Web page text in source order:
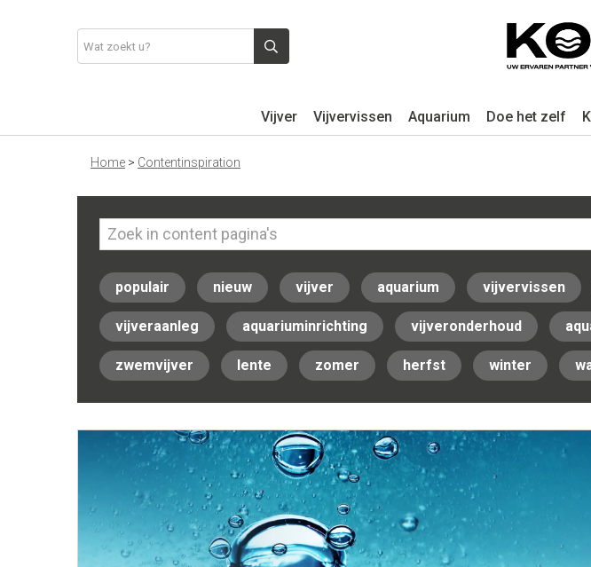
Vijver Vijvervissen Aquarium Doe het zelf
Home > Contentinspiration
populair nieuw vijver aquarium vijvervissen
vijveraanleg aquariuminrichting vijveronderhoud
zwemvijver lente zomer herfst winter